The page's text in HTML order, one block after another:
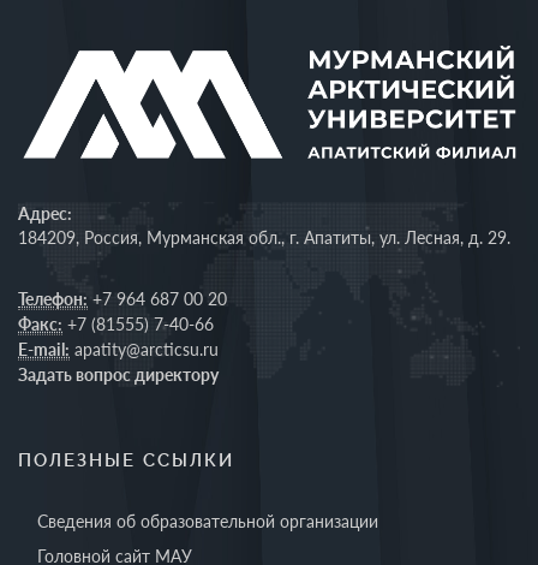
Адрес:
184209, Россия, Мурманская обл., г. Апатиты, ул. Лесная, д. 29.
Телефон: +7 964 687 00 20
Факс: +7 (81555) 7-40-66
E-mail: apatity@arcticsu.ru
Задать вопрос директору
ПОЛЕЗНЫЕ ССЫЛКИ
Сведения об образовательной организации
Головной сайт МАУ